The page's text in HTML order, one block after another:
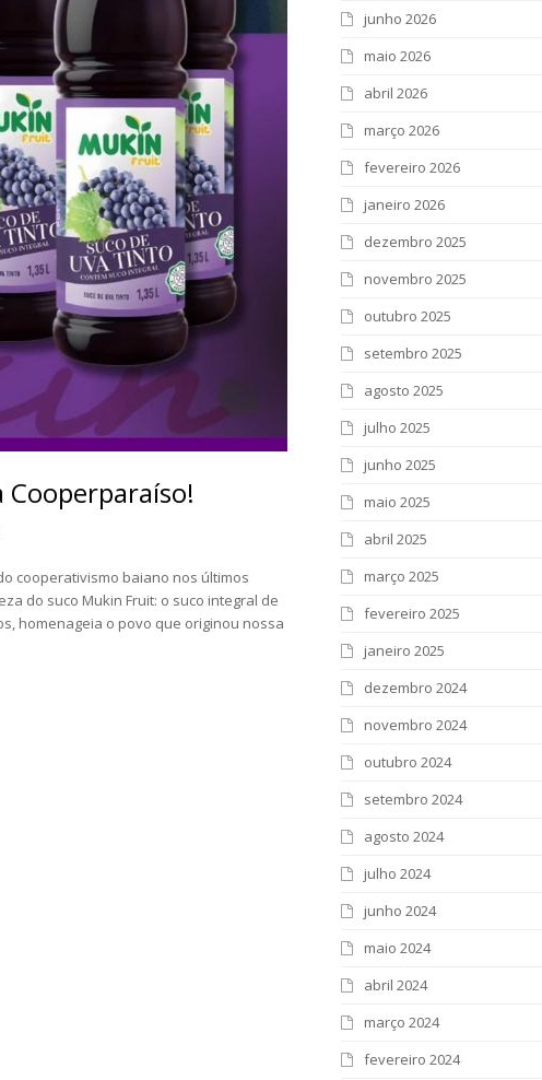
cooperativismo baiano nos últimos
do suco Mukin Fruit: o suco integral de
homenageia o povo que originou nossa
junho 2026
maio 2026
abril 2026
março 2026
fevereiro 2026
janeiro 2026
dezembro 2025
novembro 2025
outubro 2025
setembro 2025
agosto 2025
julho 2025
junho 2025
maio 2025
abril 2025
março 2025
fevereiro 2025
janeiro 2025
dezembro 2024
novembro 2024
outubro 2024
setembro 2024
agosto 2024
julho 2024
junho 2024
maio 2024
abril 2024
março 2024
fevereiro 2024